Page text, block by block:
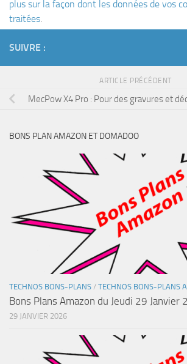
plus sur la façon dont les données de vos
traitées.
SUIVRE :
ARTICLE PRÉCÉDENT
MecPow X4 Pro : Pour des gravures et
BONS PLAN AMAZON ET DOMADOO
TECHNOS BONS-PLANS / TECHNOS BONS-PLANS
Bons Plans Amazon du Jeudi 29 Janvier
29 JANVIER 2026